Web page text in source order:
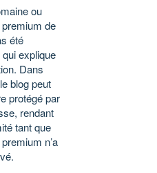
ou
premium de
été
explique
Dans
blog peut
protégé par
rendant
tant que
n’a